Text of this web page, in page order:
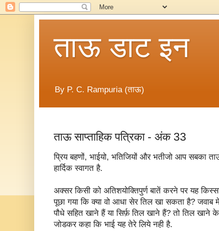
ताऊ डाट इन
By P. C. Rampuria (ताऊ)
ताऊ साप्ताहिक पत्रिका - अंक 33
प्रिय बहणों, भाईयो, भतिजियों और भतीजो आप सबका
हार्दिक स्वागत है.
अक्सर किसी को अतिशयोक्तिपुर्ण बातें करने पर यह
पूछा गया कि क्या वो आधा सेर तिल खा सकता है?
पौधे सहित खाने हैं या सिर्फ़ तिल खाने हैं? तो तिल
जोडकर कहा कि भाई यह तेरे लिये नही है.